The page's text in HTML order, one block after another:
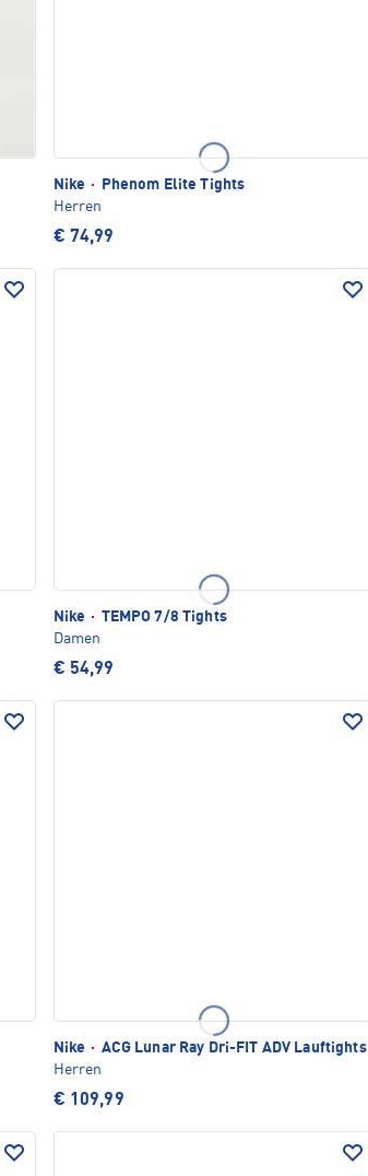
Nike ·
Phenom Elite Tights
Herren
€ 74,99
Nike · TEMPO 7/8 Tights
Damen
€ 54,99
Nike · ACG Lunar Ray Dri-FIT ADV Lauftights
Herren
€ 109,99